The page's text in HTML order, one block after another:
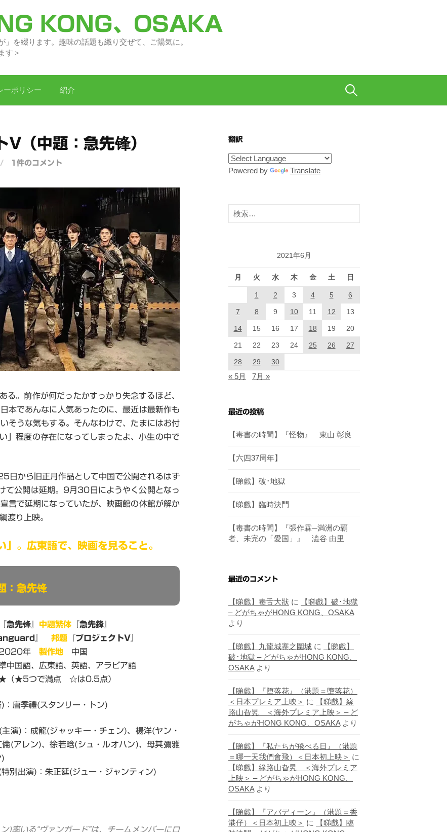
KONG、OSAKA
「どがちゃが」を綴ります。趣味の話題も織り交ぜて、ご陽気に。
す＞
ーポリシー 紹介 検
V（中題：急先锋）
/ 1件のコメント
る。前作が何だったかすっかり失念するほど、
本であんなに人気あったのに、最近は最新作も
そうな気もする。そんなわけで、たまにはお付
」程度の存在になってしまったよ、小生の中で
から旧正月作品として中国で公開されるはず
て公開は延期。9月30日にようやく公開となっ
言で延期になっていたが、映画館の休館が解か
渡り上映。
」。広東語で、映画を見ること。
：急先锋
『急先锋』 中題繁体 『急先鋒』
』 邦題 『プロジェクトV』
年 製作地 中国
中国語、広東語、英語、アラビア語
★5つで満点 ☆は0.5点）
)：唐季禮(スタンリー・トン)
(主演)：成龍(ジャッキー・チェン)、楊洋(ヤン・
倫(アレン)、徐若晗(シュ・ルオハン)、母其彌雅
)
特別出演)：朱正延(ジュー・ジャンティン)
)率いる“ヴァンガード”は、チームメンバーにロ
翻訳
Powered by Translate
検
索:
2021年6月
月 火 水 木 金 土 日
1 2 3 4 5 6
7 8 9 10 11 12 13
14 15 16 17 18 19 20
21 22 23 24 25 26 27
28 29 30
« 5月 7月 »
最近の投稿
【毒書の時間】『怪物』 東山 彰良
【六四37周年】
【睇戲】破･地獄
【睇戲】臨時決鬥
【毒書の時間】『張作霖─満洲の覇
者、未完の「愛国」』 澁谷 由里
最近のコメント
【睇戲】毒舌大狀 に
【睇戲】破･地獄
– どがちゃがHONG KONG、OSAKA
より
【睇戲】九龍城寨之圍城 に
【睇戲】
破･地獄 – どがちゃがHONG KONG、
OSAKAより
【睇戲】『堕落花』（港題＝墮落花）
＜日本プレミア上映＞ に
【睇戲】緣
路山旮旯 ＜海外プレミア上映＞ – ど
がちゃがHONG KONG、OSAKAより
【睇戲】『私たちが飛べる日』（港題
＝哪一天我們會飛）＜日本初上映＞ に
【睇戲】緣路山旮旯 ＜海外プレミア
上映＞ – どがちゃがHONG KONG、
OSAKAより
【睇戲】『アバディーン』（港題＝香
港仔）＜日本初上映＞ に
【睇戲】臨